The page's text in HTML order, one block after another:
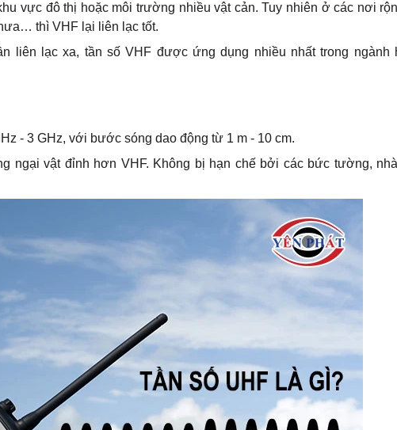
vực đô thị hoặc môi trường nhiều vật cản. Tuy nhiên ở các nơi
thì VHF lại liên lạc tốt.
liên lạc xa, tần số VHF được ứng dụng nhiều nhất trong ngành
- 3 GHz, với bước sóng dao động từ 1 m - 10 cm.
ngại vật đỉnh hơn VHF. Không bị hạn chế bởi các bức tường,